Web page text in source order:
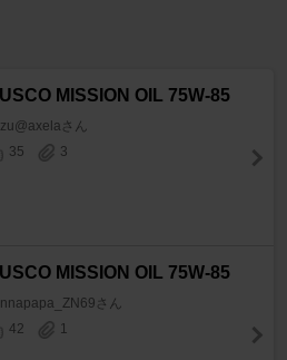
MISSION OIL 75W-85
さん
35
3
MISSION OIL 75W-85
さん
42
1